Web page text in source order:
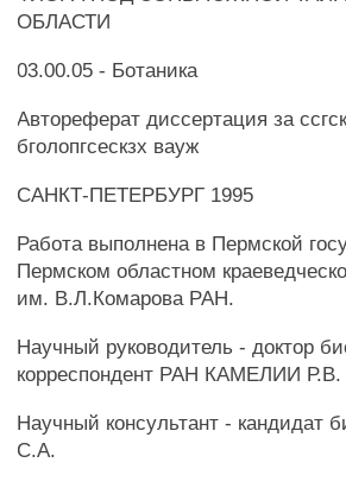
ОБЛАСТИ
03.00.05 - Ботаника
Автореферат диссертация за
бголопгсескзх вауж
САНКТ-ПЕТЕРБУРГ 1995
Работа выполнена в Пермской
Пермском областном
им. В.Л.Комарова РАН.
Научный руководитель - доктор
корреспондент РАН КАМЕЛИИ Р.В.
Научный консультант - кандидат
С.А.